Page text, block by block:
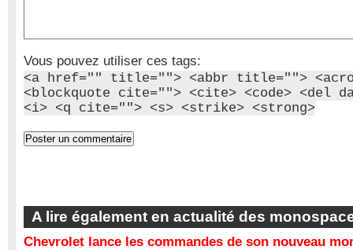
Vous pouvez utiliser ces tags:
<a href="" title=""> <abbr title="">
<blockquote cite=""> <cite> <code> <del
<i> <q cite=""> <s> <strike> <strong>
A lire également en actualité des
Chevrolet lance les commandes de son nouveau